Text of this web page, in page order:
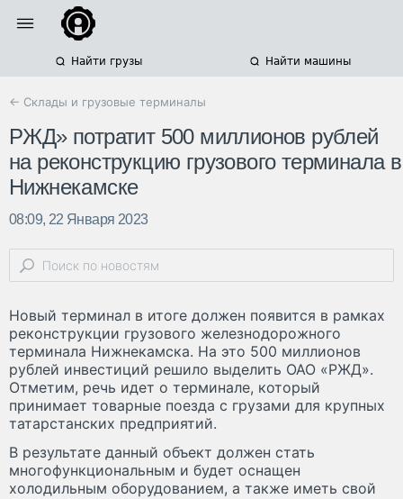
Найти грузы Найти машины
← Склады и грузовые терминалы
РЖД» потратит 500 миллионов рублей
на реконструкцию грузового терминала в
Нижнекамске
08:09, 22 Января 2023
Новый терминал в итоге должен появится в рамках
реконструкции грузового железнодорожного
терминала Нижнекамска. На это 500 миллионов
рублей инвестиций решило выделить ОАО «РЖД».
Отметим, речь идет о терминале, который
принимает товарные поезда с грузами для крупных
татарстанских предприятий.
В результате данный объект должен стать
многофункциональным и будет оснащен
холодильным оборудованием, а также иметь свой